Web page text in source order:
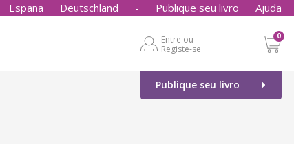
España Deutschland - Publique seu livro Ajuda
Entre ou
Registe-se
0
Publique seu livro